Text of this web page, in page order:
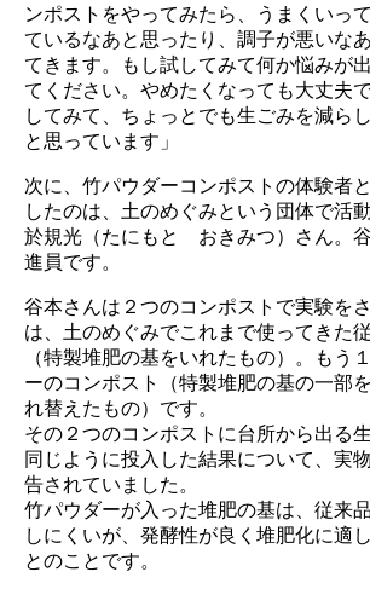
ンポストをやってみたら、うまくいっ
ているなあと思ったり、調子が悪いな
てきます。もし試してみて何か悩みが
てください。やめたくなっても大丈夫
してみて、ちょっとでも生ごみを減ら
と思っています」
次に、竹パウダーコンポストの体験者
したのは、土のめぐみという団体で活
於規光（たにもと おきみつ）さん。
進員です。
谷本さんは２つのコンポストで実験を
は、土のめぐみでこれまで使ってきた
（特製堆肥の基をいれたもの）。もう
ーのコンポスト（特製堆肥の基の一部
れ替えたもの）です。
その２つのコンポストに台所から出る
同じように投入した結果について、実
告されていました。
竹パウダーが入った堆肥の基は、従来
しにくいが、発酵性が良く堆肥化に適
とのことです。